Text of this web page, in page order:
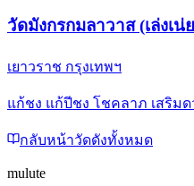
วัดมังกรกมลาวาส (เล่งเน่
เยาวราช กรุงเทพฯ
แก้ชง แก้ปีชง โชคลาภ เสริม
กลับหน้าวัดดังทั้งหมด
mulute